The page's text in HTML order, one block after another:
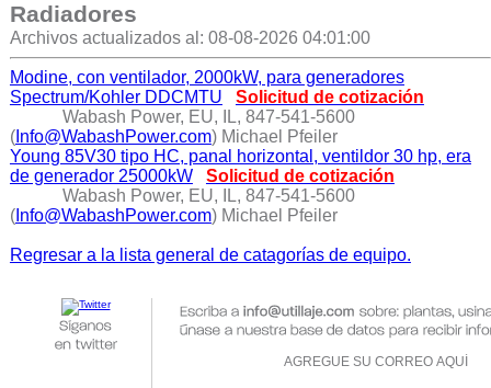
Radiadores
Archivos actualizados al: 08-08-2026 04:01:00
Modine, con ventilador, 2000kW, para generadores
Spectrum/Kohler DDCMTU
Solicitud de cotización
Wabash Power, EU, IL, 847-541-5600
(Info@WabashPower.com) Michael Pfeiler
Young 85V30 tipo HC, panal horizontal, ventildor 30 hp, era
de generador 25000kW
Solicitud de cotización
Wabash Power, EU, IL, 847-541-5600
(Info@WabashPower.com) Michael Pfeiler
Regresar a la lista general de catagorías de equipo.